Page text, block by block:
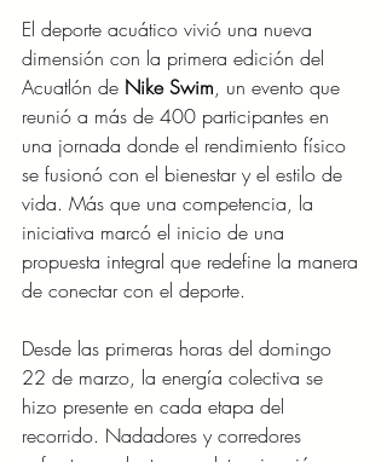
El deporte acuático vivió una nueva
dimensión con la primera edición del
Acuatlón de Nike Swim, un evento que
reunió a más de 400 participantes en
una jornada donde el rendimiento físico
se fusionó con el bienestar y el estilo de
vida. Más que una competencia, la
iniciativa marcó el inicio de una
propuesta integral que redefine la manera
de conectar con el deporte.
Desde las primeras horas del domingo
22 de marzo, la energía colectiva se
hizo presente en cada etapa del
recorrido. Nadadores y corredores